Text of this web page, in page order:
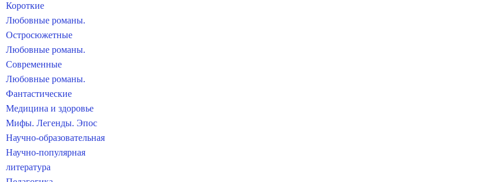
Короткие
Любовные романы.
Остросюжетные
Любовные романы.
Современные
Любовные романы.
Фантастические
Медицина и здоровье
Мифы. Легенды. Эпос
Научно-образовательная
Научно-популярная
литература